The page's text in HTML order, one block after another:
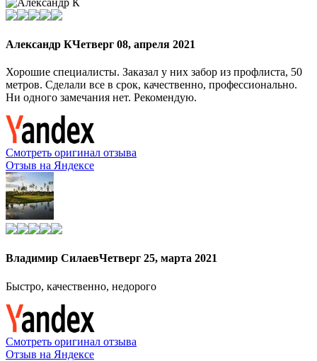
Александр КЧетверг 08, апреля 2021
Хорошие специалисты. Заказал у них забор из профлиста, 50
метров. Сделали все в срок, качественно, профессионально.
Ни одного замечания нет. Рекомендую.
Смотреть оригинал отзыва
Отзыв на Яндексе
Владимир СилаевЧетверг 25, марта 2021
Быстро, качественно, недорого
Смотреть оригинал отзыва
Отзыв на Яндексе